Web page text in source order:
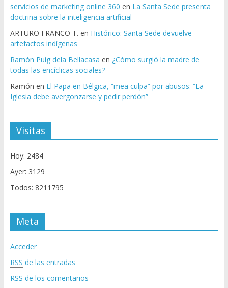
servicios de marketing online 360 en La Santa Sede presenta
doctrina sobre la inteligencia artificial
ARTURO FRANCO T. en Histórico: Santa Sede devuelve
artefactos indígenas
Ramón Puig dela Bellacasa en ¿Cómo surgió la madre de
todas las encíclicas sociales?
Ramón en El Papa en Bélgica, “mea culpa” por abusos: “La
Iglesia debe avergonzarse y pedir perdón”
Visitas
Hoy: 2484
Ayer: 3129
Todos: 8211795
Meta
Acceder
RSS de las entradas
RSS de los comentarios